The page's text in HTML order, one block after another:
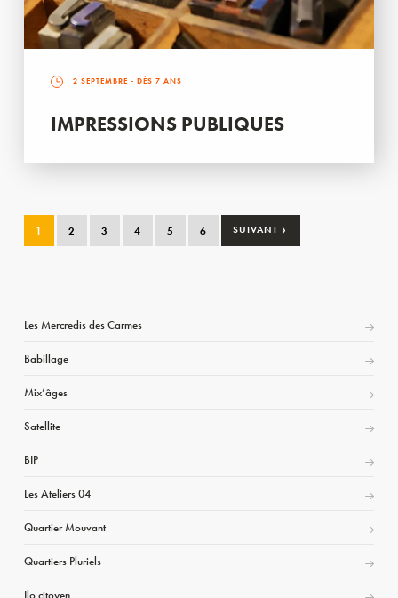
2 SEPTEMBRE - DÈS 7 ANS
IMPRESSIONS PUBLIQUES
1 2 3 4 5 6 SUIVANT ›
Les Mercredis des Carmes
Babillage
Mix’âges
Satellite
BIP
Les Ateliers 04
Quartier Mouvant
Quartiers Pluriels
Ilo citoyen